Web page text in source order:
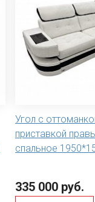
Угол с
приставкой
спальное
335 000 руб.